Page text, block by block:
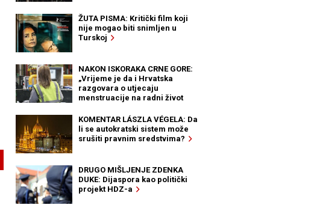
ŽUTA PISMA: Kritički film koji
nije mogao biti snimljen u
Turskoj
NAKON ISKORAKA CRNE GORE:
„Vrijeme je da i Hrvatska
razgovara o utjecaju
menstruacije na radni život
KOMENTAR LÁSZLA VÉGELA: Da
li se autokratski sistem može
srušiti pravnim sredstvima?
DRUGO MIŠLJENJE ZDENKA
DUKE: Dijaspora kao politički
projekt HDZ-a